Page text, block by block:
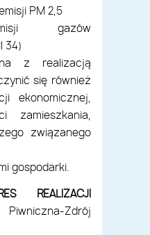
PM 2,5
gazów
34)
z realizacją
się również
ekonomicznej,
zamieszkania,
związanego
gospodarki.
REALIZACJI
Piwniczna-Zdrój